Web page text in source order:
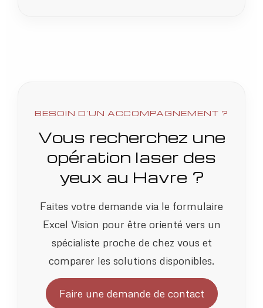
BESOIN D’UN ACCOMPAGNEMENT ?
Vous recherchez une
opération laser des
yeux au Havre ?
Faites votre demande via le formulaire
Excel Vision pour être orienté vers un
spécialiste proche de chez vous et
comparer les solutions disponibles.
Faire une demande de contact